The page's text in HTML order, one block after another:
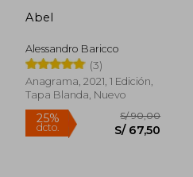
Abel
Alessandro Baricco
(3)
Anagrama, 2021, 1 Edición,
Tapa Blanda, Nuevo